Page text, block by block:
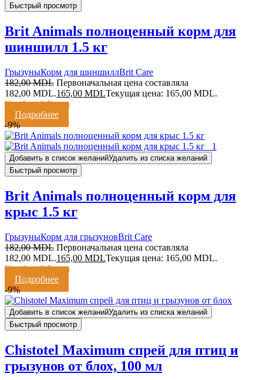
Быстрый просмотр
Brit Animals полноценный корм для
шиншилл 1.5 кг
ГрызуныКорм для шиншиллBrit Care
182,00MDL Первоначальная цена составляла
182,00 MDL.165,00 MDLТекущая цена: 165,00 MDL.
Кешбэк:3 Балла
Подробнее
-9%
Добавить в список желанийУдалить из списка желаний
Быстрый просмотр
Brit Animals полноценный корм для
крыс 1.5 кг
ГрызуныКорм для грызуновBrit Care
182,00MDL Первоначальная цена составляла
182,00 MDL.165,00 MDLТекущая цена: 165,00 MDL.
Кешбэк:3 Балла
Подробнее
-9%
Добавить в список желанийУдалить из списка желаний
Быстрый просмотр
Chistotel Maximum спрей для птиц и
грызунов от блох, 100 мл